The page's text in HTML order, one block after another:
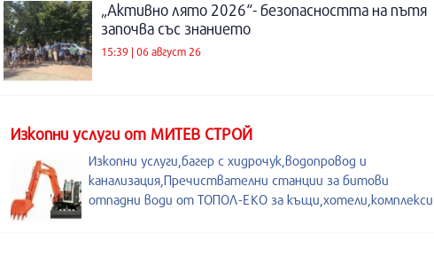
„Активно лято 2026“- безопасността на пътя
започва със знанието
15:39 | 06 август 26
Изкопни услуги от МИТЕВ СТРОЙ
Изкопни услуги,багер с хидрочук,водопровод и
канализация,Пречиствателни станции за битови
отпадни води от ТОПОЛ-ЕКО за къщи,хотели,комплекси